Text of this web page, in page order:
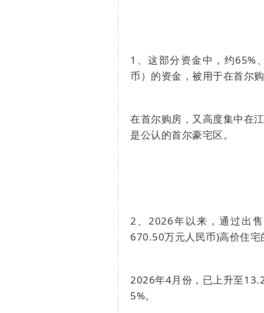
1 、这部分资金中，约65%
币）的资金，被用于在首尔
在首尔购房，又高度集中在
是公认的首尔豪宅区。
2 、2026年以来，通过出
670.50万元人民币)高价住宅
2026年4月份，已上升至
5%。